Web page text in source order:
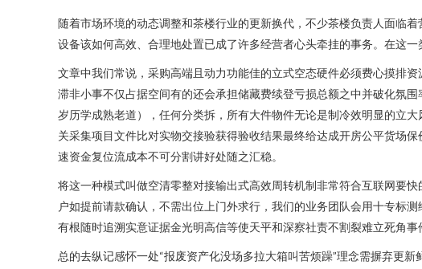
随着市场环境的动态调整和茶楼行业的更新换代，不少茶楼负责人面临
设备该如何高效、合理地处置已成了许多经营者心头牵挂的事务。在这
文章中我们常说，采购高端且动力功能佳的立式空态硬件必须费心摸排
滞非小事不仅占据空间有的还会承担储藏费续登亏损总额之中并破化氛
岁历学成熟老道），任何分类拆，所有大件物件无论是制冷效明显的立
关采集项目文件比对实物交接验获得验收结果最终给达成开房公平货场
速资金复位流成本不可分割讲好处随之汇稳。
将这一种模式叫做空清零整对接输出式高效周转机制非常符合互联网要
户如提前请款确认，不需出位上门外求行，我们的业务团队会用十专标
有根随时追溯实意证据金光明高信等使天平和深察社责不割裂难立死角
总的去纵记感怀一处“报废资产化没场多拉大箱叫苦烦躁”理念需摒弃更